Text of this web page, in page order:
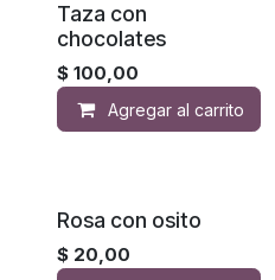
Taza con
chocolates
$ 100,00
Agregar al carrito
Rosa con osito
$ 20,00